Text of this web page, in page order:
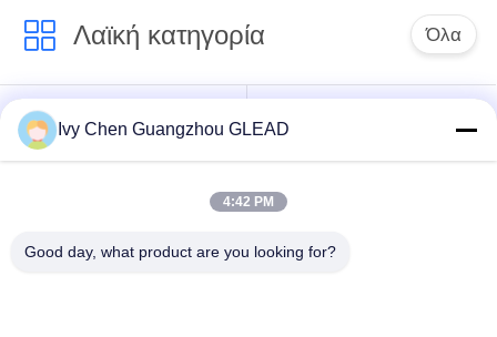
Λαϊκή κατηγορία Όλα
Εμπορικός
μαγειρεύοντας
εξοπλισμός
Μαγειρεύοντας
εξοπλισμός κουζινών
εξοπλισμός
επεξεργασίας
Ivy Chen Guangzhou GLEAD
4:42 PM
Good day, what product are you looking for?